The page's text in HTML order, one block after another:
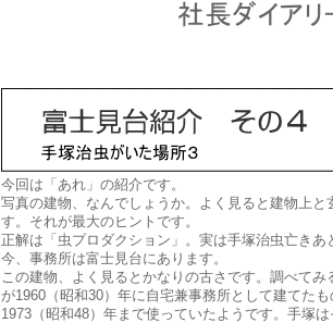
今回は「あれ」の紹介です。
写真の建物、なんでしょうか。よく見ると建物上と
す。それが最大のヒントです。
正解は「虫プロダクション」。実は手塚治虫亡きあ
今、事務所は富士見台にあります。
この建物、よく見るとかなりの古さです。調べて
が1960（昭和30）年に自宅兼事務所として建てた
1973（昭和48）年まで使っていたようです。手塚